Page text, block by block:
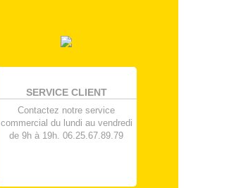
SERVICE CLIENT
Contactez notre service
commercial du lundi au vendredi
de 9h à 19h. 06.25.67.89.79